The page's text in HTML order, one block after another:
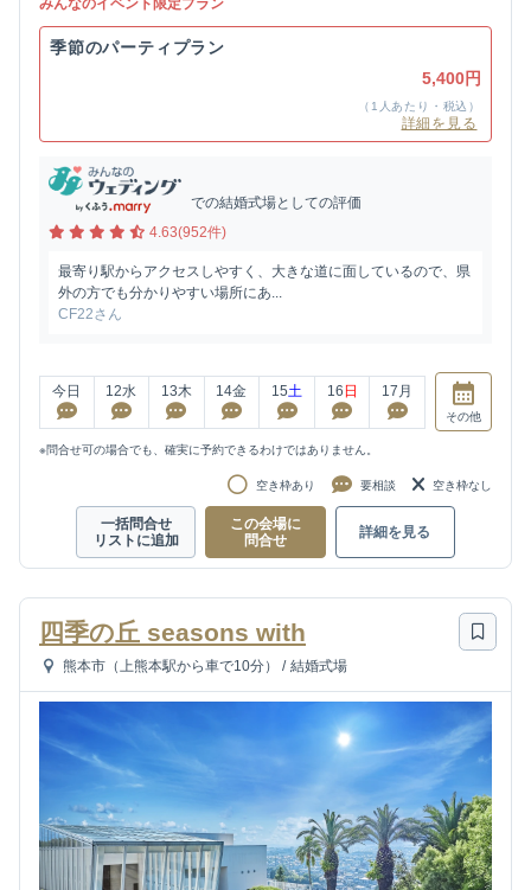
みんなのイベント限定プラン
季節のパーティプラン
5,400円
（1人あたり・税込）
詳細を見る
での結婚式場としての評価
4.63(952件)
最寄り駅からアクセスしやすく、大きな道に面しているので、県
外の方でも分かりやすい場所にあ...
CF22さん
今日 12水 13木 14金 15土 16 日 17 月
その他
※問合せ可の場合でも、確実に予約できるわけではありません。
空き枠あり 要相談 空き枠なし
一括問合せ
リストに追加
この会場に
問合せ
詳細を見る
四季の丘 seasons with
熊本市（上熊本駅から車で10分） / 結婚式場